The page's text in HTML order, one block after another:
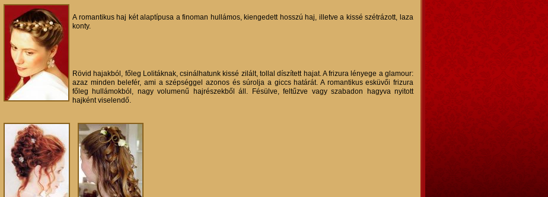
A romantikus haj két alaptípusa a finoman hullámos, kiengedett hosszú haj, illetve a kissé szétrázott, laza
konty.
Rövid hajakból, főleg Lolitáknak, csinálhatunk kissé zilált, tollal díszített hajat. A frizura lényege a glamour:
azaz minden belefér, ami a szépséggel azonos és súrolja a giccs határát. A romantikus esküvői frizura
főleg hullámokból, nagy volumenű hajrészekből áll. Fésülve, feltűzve vagy szabadon hagyva nyitott
hajként viselendő.